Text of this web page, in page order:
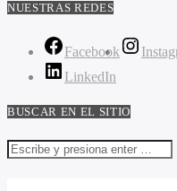
NUESTRAS REDES
Facebook
LinkedIn
BUSCAR EN EL SITIO